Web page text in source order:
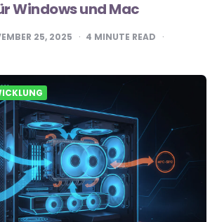
Windows und Mac
25, 2025 4 MINUTE READ